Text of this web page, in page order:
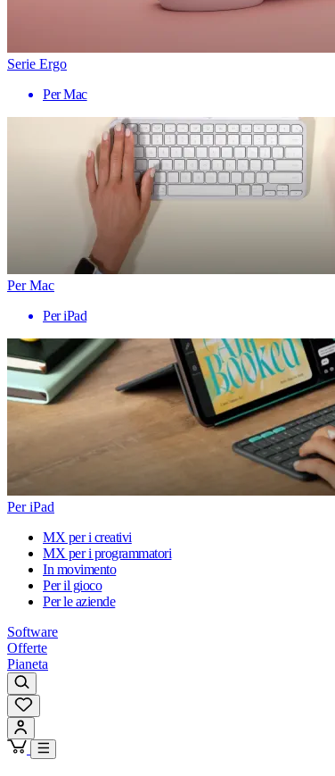
Serie Ergo
Per Mac
Per Mac
Per iPad
Per iPad
MX per i creativi
MX per i programmatori
In movimento
Per il gioco
Per le aziende
Software
Offerte
Pianeta